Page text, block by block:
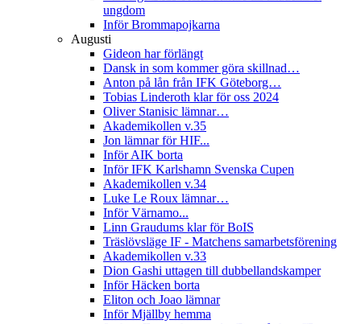
ungdom
Inför Brommapojkarna
Augusti
Gideon har förlängt
Dansk in som kommer göra skillnad…
Anton på lån från IFK Göteborg…
Tobias Linderoth klar för oss 2024
Oliver Stanisic lämnar…
Akademikollen v.35
Jon lämnar för HIF...
Inför AIK borta
Inför IFK Karlshamn Svenska Cupen
Akademikollen v.34
Luke Le Roux lämnar…
Inför Värnamo...
Linn Graudums klar för BoIS
Träslövsläge IF - Matchens samarbetsförening
Akademikollen v.33
Dion Gashi uttagen till dubbellandskamper
Inför Häcken borta
Eliton och Joao lämnar
Inför Mjällby hemma